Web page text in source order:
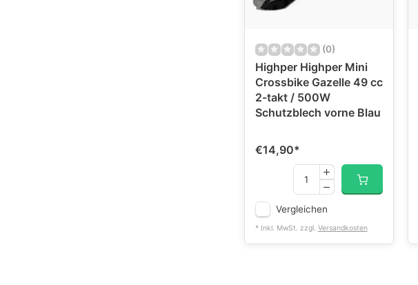
(0)
Highper Highper Mini
Crossbike Gazelle 49 cc
2-takt / 500W
Schutzblech vorne Blau
€14,90*
Vergleichen
* Inkl. MwSt. zzgl. Versandkosten